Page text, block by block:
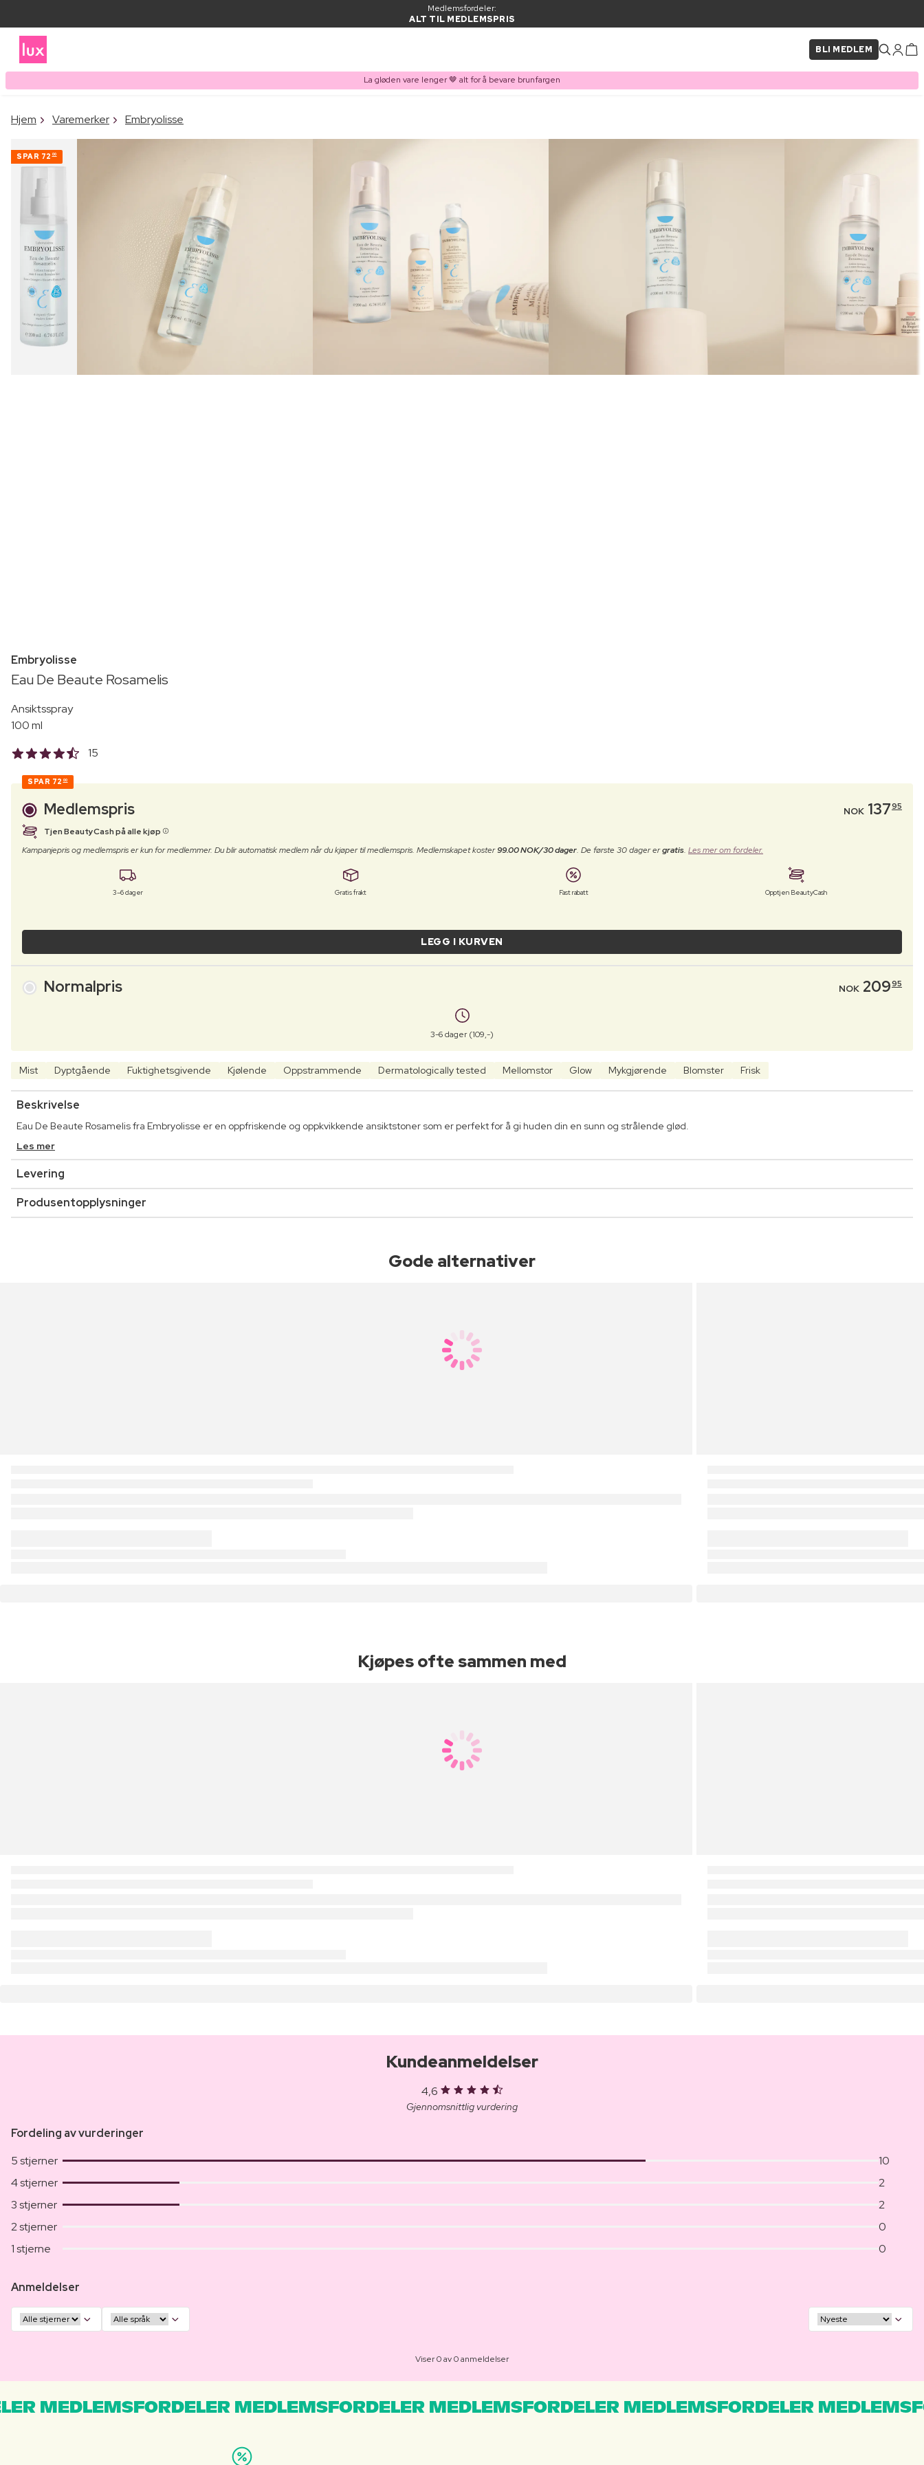
Medlemsfordeler:
ALT TIL MEDLEMSPRIS
BLI MEDLEM
La gløden vare lenger 🤎 alt for å bevare brunfargen
Hjem Varemerker Embryolisse
SPAR 72 00
Embryolisse
Eau De Beaute Rosamelis
Ansiktsspray
100 ml
15
SPAR 72 00
Medlemspris NOK 13795
Tjen BeautyCash på alle kjøp
Kampanjepris og medlemspris er kun for medlemmer. Du blir automatisk medlem når du kjøper til medlemspris. Medlemskapet koster99.00 NOK/30 dager. De første 30 dager ergratis. Les mer om fordeler.
3–6 dager Gratis frakt Fast rabatt Opptjen BeautyCash
LEGG I KURVEN
Normalpris NOK 20995
3-6 dager (109,-)
Mist Dyptgående Fuktighetsgivende Kjølende Oppstrammende Dermatologically tested Mellomstor Glow Mykgjørende Blomster Frisk
Beskrivelse
Eau De Beaute Rosamelis fra Embryolisse er en oppfriskende og oppkvikkende ansiktstoner som er perfekt for å gi huden din en sunn og strålende glød.
Les mer
Levering
Produsentopplysninger
Gode alternativer
Kjøpes ofte sammen med
Kundeanmeldelser
4,6
Gjennomsnittlig vurdering
Fordeling av vurderinger
5 stjerner
10
4 stjerner
2
3 stjerner
2
2 stjerner
0
1 stjerne
0
Anmeldelser
Viser 0 av 0 anmeldelser
MEDLEMSFORDELER MEDLEMSFORDELER MEDLEMSFORDELER MEDLEMSFORDELER